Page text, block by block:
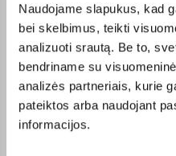
Naudojame slapukus, kad
bei skelbimus, teikti
analizuoti srautą. Be to,
bendriname su
analizės partneriais, kurie
pateiktos arba naudojant
informacijos.
Olev S.
Patvirtintas pirkėjas
Kokybiškas. Pristatymas greitas.
RASA Ž.